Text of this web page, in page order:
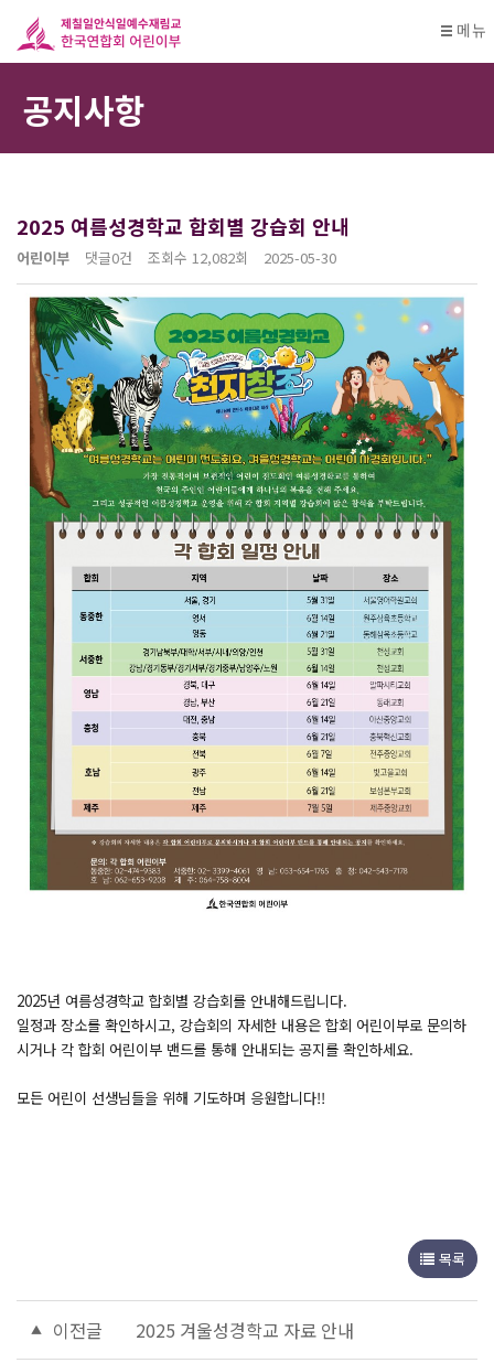
메뉴
공지사항
2025 여름성경학교 합회별 강습회 안내
어린이부 댓글0건 조회수 12,082회 2025-05-30
2025년 여름성경학교 합회별 강습회를 안내해드립니다.
일정과 장소를 확인하시고, 강습회의 자세한 내용은 합회 어린이부로 문의하
시거나 각 합회 어린이부 밴드를 통해 안내되는 공지를 확인하세요.
모든 어린이 선생님들을 위해 기도하며 응원합니다!!
목록
이전글 2025 겨울성경학교 자료 안내